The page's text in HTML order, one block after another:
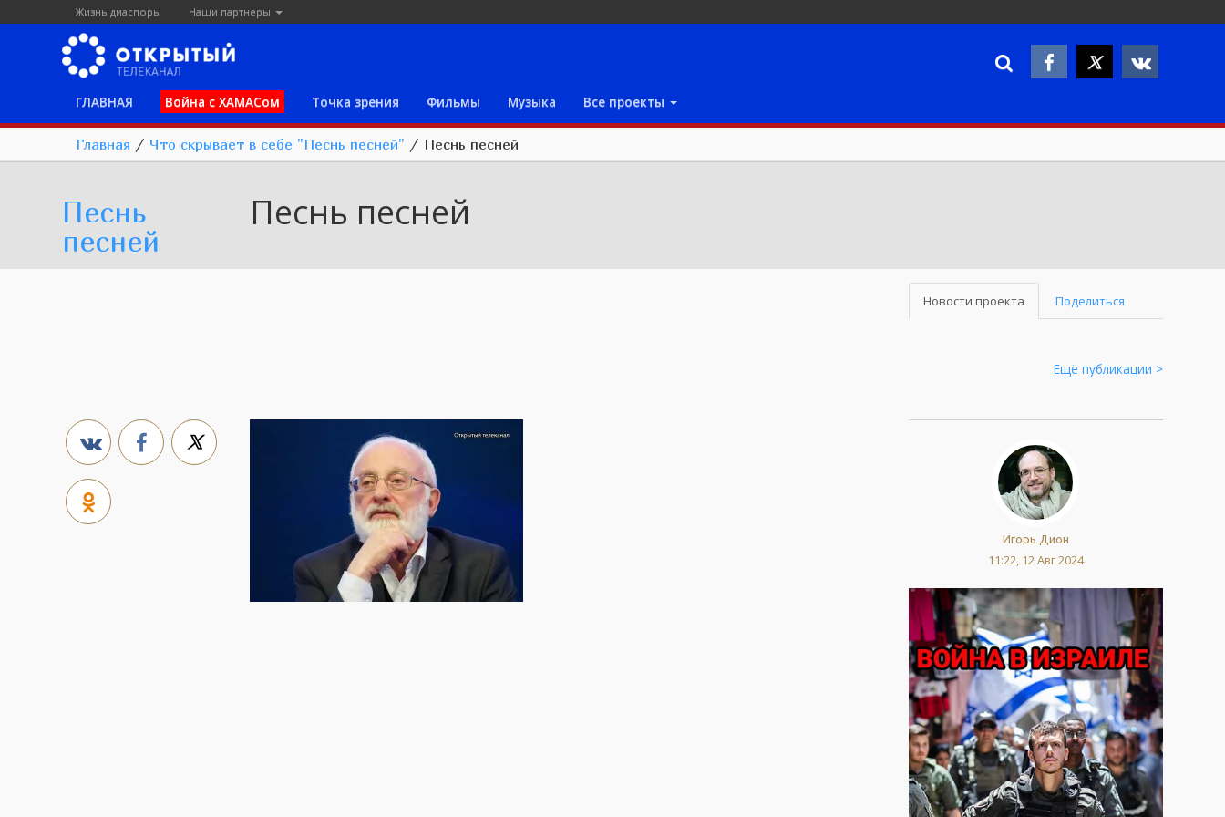
Жизнь диаспоры Наши партнеры
ГЛАВНАЯ Война с ХАМАСом Точка зрения Фильмы Музыка Все проекты
Главная / Что скрывает в себе "Песнь песней" / Песнь песней
Песнь
песней
Песнь песней
Новости проекта Поделиться
Ещё публикации >
Игорь Дион
11:22, 12 Авг 2024